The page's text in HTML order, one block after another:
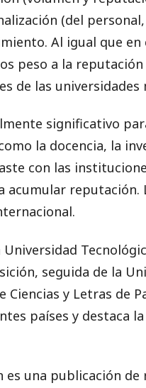
(del
Al igual que
peso a la
de las universidades
significativo
la docencia, la
con las
reputación.
Universidad
seguida de la
Ciencias y Letras de
países y destaca
es una publicación